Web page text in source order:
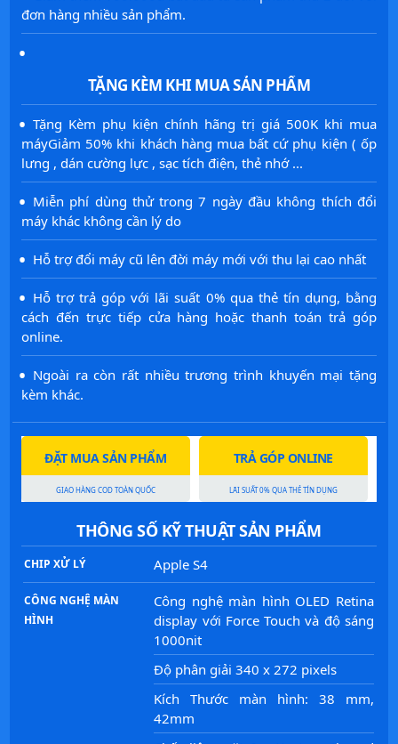
đơn hàng nhiều sản phẩm.
·
TẶNG KÈM KHI MUA SẢN PHẨM
· Tặng Kèm phụ kiện chính hãng trị giá 500K khi mua
máyGiảm 50% khi khách hàng mua bất cứ phụ kiện ( ốp
lưng , dán cường lực , sạc tích điện, thẻ nhớ ...
· Miễn phí dùng thử trong 7 ngày đầu không thích đổi
máy khác không cần lý do
· Hỗ trợ đổi máy cũ lên đời máy mới với thu lại cao nhất
· Hỗ trợ trả góp với lãi suất 0% qua thẻ tín dụng, bằng
cách đến trực tiếp cửa hàng hoặc thanh toán trả góp
online.
· Ngoài ra còn rất nhiều trương trình khuyến mại tặng
kèm khác.
ĐẶT MUA SẢN PHẨM
GIAO HÀNG COD TOÀN QUỐC
TRẢ GÓP ONLINE
LÃI SUẤT 0% QUA THẺ TÍN DỤNG
THÔNG SỐ KỸ THUẬT SẢN PHẨM
CHIP XỬ LÝ Apple S4
CÔNG NGHỆ MÀN
HÌNH
Công nghệ màn hình OLED Retina
display với Force Touch và độ sáng
1000nit
Độ phân giải 340 x 272 pixels
Kích Thước màn hình: 38 mm,
42mm